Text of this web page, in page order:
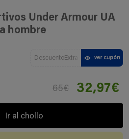
Under Armour UA
hombre
DescuentoExtra ver cupón
65€ 32,97€
Ir al chollo